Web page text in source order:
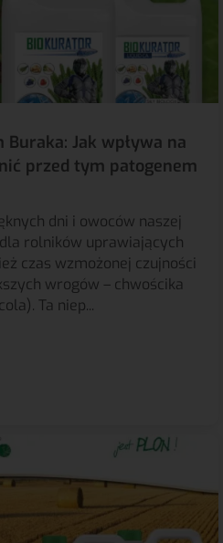
Jak wpływa na
przed tym patogenem
dni i owoców naszej
rolników uprawiających
czas wzmożonej czujności
wrogów – chwościka
Ta niep...